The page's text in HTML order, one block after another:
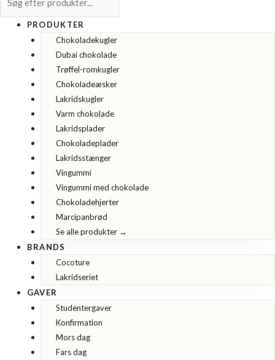
PRODUKTER
Chokoladekugler
Dubai chokolade
Trøffel-romkugler
Chokoladeæsker
Lakridskugler
Varm chokolade
Lakridsplader
Chokoladeplader
Lakridsstænger
Vingummi
Vingummi med chokolade
Chokoladehjerter
Marcipanbrød
Se alle produkter →
BRANDS
Cocoture
Lakridseriet
GAVER
Studentergaver
Konfirmation
Mors dag
Fars dag